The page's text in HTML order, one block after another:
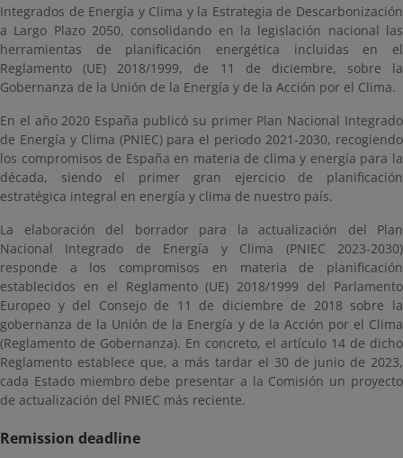
Integrados de Energía y Clima y la Estrategia de Descarbonización
a Largo Plazo 2050, consolidando en la legislación nacional las
herramientas de planificación energética incluidas en el
Reglamento (UE) 2018/1999, de 11 de diciembre, sobre la
Gobernanza de la Unión de la Energía y de la Acción por el Clima.
En el año 2020 España publicó su primer Plan Nacional Integrado
de Energía y Clima (PNIEC) para el periodo 2021-2030, recogiendo
los compromisos de España en materia de clima y energía para la
década, siendo el primer gran ejercicio de planificación
estratégica integral en energía y clima de nuestro país.
La elaboración del borrador para la actualización del Plan
Nacional Integrado de Energía y Clima (PNIEC 2023-2030)
responde a los compromisos en materia de planificación
establecidos en el Reglamento (UE) 2018/1999 del Parlamento
Europeo y del Consejo de 11 de diciembre de 2018 sobre la
gobernanza de la Unión de la Energía y de la Acción por el Clima
(Reglamento de Gobernanza). En concreto, el artículo 14 de dicho
Reglamento establece que, a más tardar el 30 de junio de 2023,
cada Estado miembro debe presentar a la Comisión un proyecto
de actualización del PNIEC más reciente.
Remission deadline